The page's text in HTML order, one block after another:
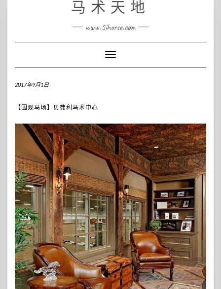
马术天地
www.5ihorse.com
Toggle
Navigation
2017年9月1日
【围观马场】贝弗利马术中心